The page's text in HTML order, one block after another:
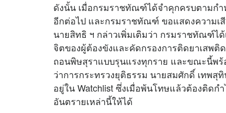
ดังนั้น เมื่อกรมราชทัณฑ์ได้จำคุกครบตามก
อีกต่อไป และกรมราชทัณฑ์ ขอแสดงความเ
นายสิทธิ ฯ กล่าวเพิ่มเติมว่า กรมราชทัณฑ์ไ
จิตของผู้ต้องขังและคัดกรองการติดยาเสพติ
ถอนพิษสุราแบบรุนแรงทุกราย และขณะนี้พ
ว่าการกระทรวงยุติธรรม นายสมศักดิ์ เทพสุ
อยู่ใน Watchlist ซึ่งเมื่อพ้นโทษแล้วต้องติด
อันตรายเหล่านี้ให้ได้